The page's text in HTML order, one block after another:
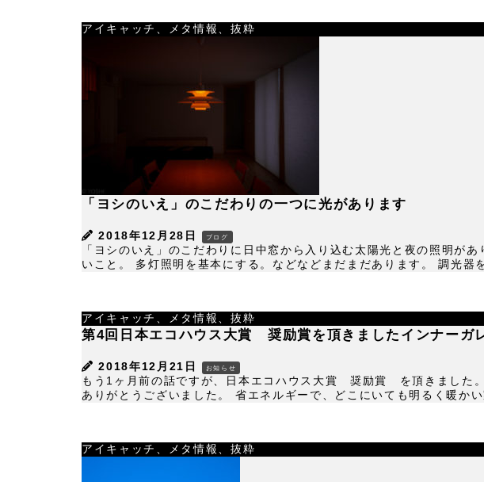
アイキャッチ、メタ情報、抜粋
「ヨシのいえ」のこだわりの一つに光があります
2018年12月28日 ブログ
「ヨシのいえ」のこだわりに日中窓から入り込む太陽光と夜の照明が
いこと。 多灯照明を基本にする。などなどまだまだあります。 調光
アイキャッチ、メタ情報、抜粋
第4回日本エコハウス大賞 奨励賞を頂きましたインナーガ
2018年12月21日 お知らせ
もう1ヶ月前の話ですが、日本エコハウス大賞 奨励賞 を頂きました
ありがとうございました。 省エネルギーで、どこにいても明るく暖か
アイキャッチ、メタ情報、抜粋